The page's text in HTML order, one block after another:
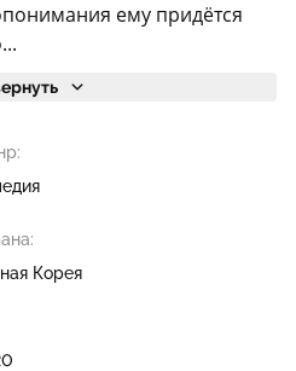
ему придётся
Корея